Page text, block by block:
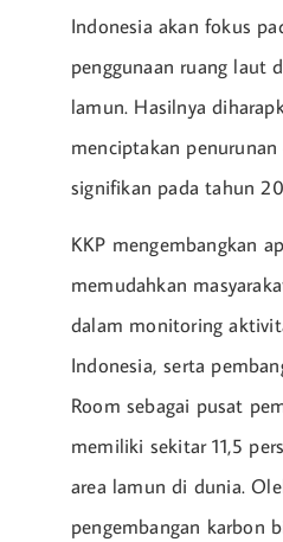
Indonesia akan fokus
penggunaan ruang laut
lamun. Hasilnya
menciptakan
signifikan pada tahun
KKP mengembangkan
memudahkan
dalam monitoring
Indonesia, serta
Room sebagai pusat
memiliki sekitar 11,5
area lamun di dunia.
pengembangan karbon